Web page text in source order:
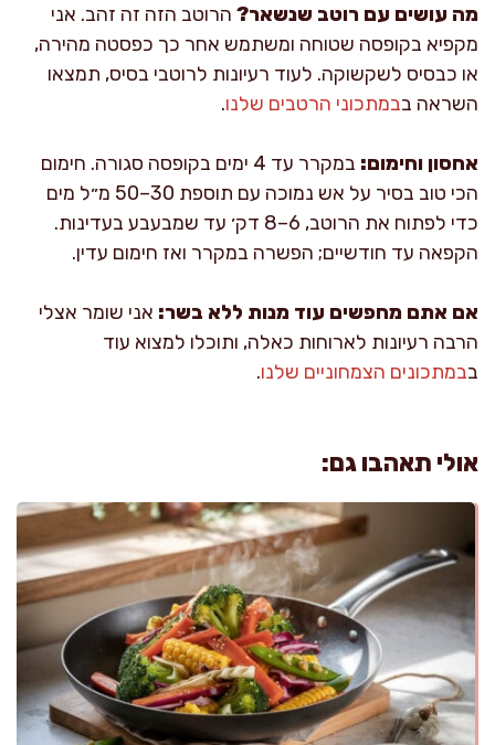
מה עושים עם רוטב שנשאר? הרוטב הזה זה זהב. אני
מקפיא בקופסה שטוחה ומשתמש אחר כך כפסטה מהירה,
או כבסיס לשקשוקה. לעוד רעיונות לרוטבי בסיס, תמצאו
השראה בבמתכוני הרטבים שלנו.
אחסון וחימום:
במקרר עד 4 ימים בקופסה סגורה. חימום
הכי טוב בסיר על אש נמוכה עם תוספת 30–50 מ״ל מים
כדי לפתוח את הרוטב, 6–8 דק׳ עד שמבעבע בעדינות.
הקפאה עד חודשיים; הפשרה במקרר ואז חימום עדין.
אם אתם מחפשים עוד מנות ללא בשר: אני שומר אצלי
הרבה רעיונות לארוחות כאלה, ותוכלו למצוא עוד
בבמתכונים הצמחוניים שלנו.
אולי תאהבו גם: